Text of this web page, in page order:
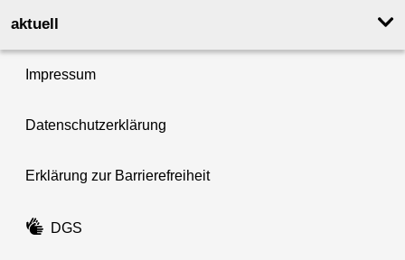
aktuell
Impressum
Datenschutzerklärung
Erklärung zur Barrierefreiheit
DGS